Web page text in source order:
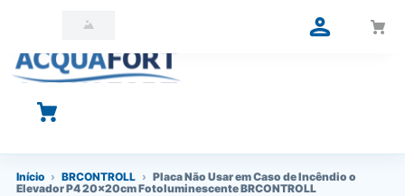
O que você está procurando?
Início › BRCONTROLL › Placa Não Usar em Caso de Incêndio o
Elevador P4 20x20cm Fotoluminescente BRCONTROLL